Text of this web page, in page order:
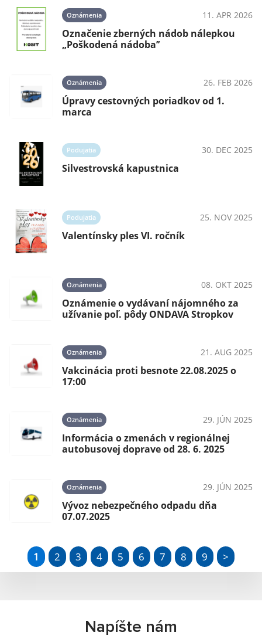
Oznámenia 11. APR 2026
Označenie zberných nádob nálepkou
„Poškodená nádoba’’
Oznámenia 26. FEB 2026
Úpravy cestovných poriadkov od 1.
marca
Podujatia 30. DEC 2025
Silvestrovská kapustnica
Podujatia 25. NOV 2025
Valentínsky ples VI. ročník
Oznámenia 08. OKT 2025
Oznámenie o vydávaní nájomného za
užívanie poľ. pôdy ONDAVA Stropkov
Oznámenia 21. AUG 2025
Vakcinácia proti besnote 22.08.2025 o
17:00
Oznámenia 29. JÚN 2025
Informácia o zmenách v regionálnej
autobusovej doprave od 28. 6. 2025
Oznámenia 29. JÚN 2025
Vývoz nebezpečného odpadu dňa
07.07.2025
1 2 3 4 5 6 7 8 9 >
Napíšte nám